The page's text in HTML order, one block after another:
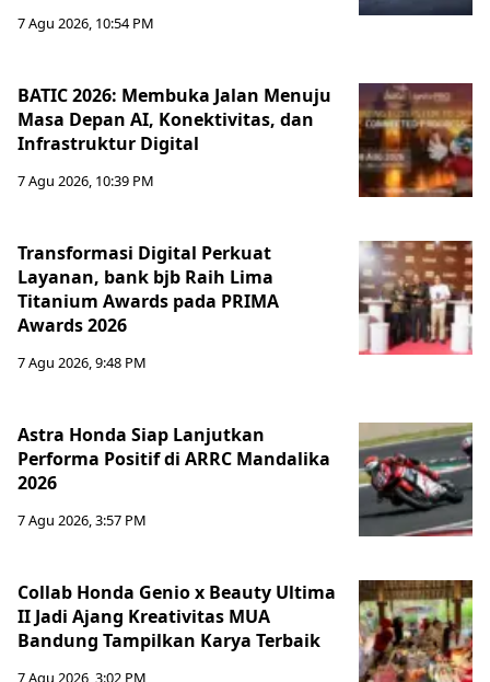
7 Agu 2026, 10:54 PM
BATIC 2026: Membuka Jalan Menuju
Masa Depan AI, Konektivitas, dan
Infrastruktur Digital
7 Agu 2026, 10:39 PM
Transformasi Digital Perkuat
Layanan, bank bjb Raih Lima
Titanium Awards pada PRIMA
Awards 2026
7 Agu 2026, 9:48 PM
Astra Honda Siap Lanjutkan
Performa Positif di ARRC Mandalika
2026
7 Agu 2026, 3:57 PM
Collab Honda Genio x Beauty Ultima
II Jadi Ajang Kreativitas MUA
Bandung Tampilkan Karya Terbaik
7 Agu 2026, 3:02 PM